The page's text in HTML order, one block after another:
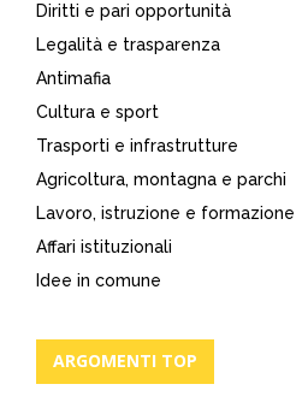
Diritti e pari opportunità
Legalità e trasparenza
Antimafia
Cultura e sport
Trasporti e infrastrutture
Agricoltura, montagna e parchi
Lavoro, istruzione e formazione
Affari istituzionali
Idee in comune
ARGOMENTI TOP